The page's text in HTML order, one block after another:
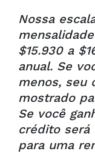
Nossa
$15.930 a
anual. Se
menos, seu
mostrado
Se você
crédito será
para uma